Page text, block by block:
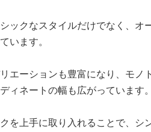
ックなスタイルだけでなく、
います。
エーションも豊富になり、モ
ィネートの幅も広がっています。
を上手に取り入れることで、